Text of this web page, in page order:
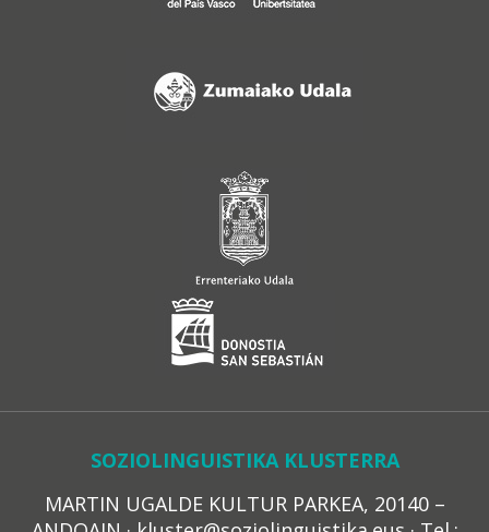
SOZIOLINGUISTIKA KLUSTERRA
MARTIN UGALDE KULTUR PARKEA, 20140 –